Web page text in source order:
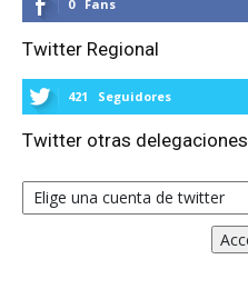
0 Fans
Twitter Regional
421 Seguidores
Twitter otras delegaciones